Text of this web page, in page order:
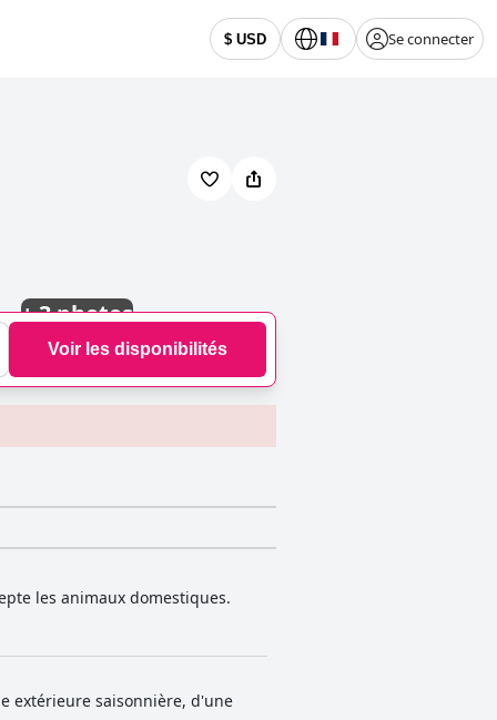
$ USD Se connecter
+3 photos
Voir les disponibilités
les animaux domestiques.
extérieure saisonnière, d'une